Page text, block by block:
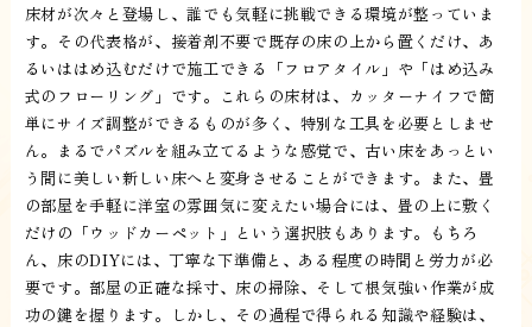
床材が次々と登場し、誰でも気軽に挑戦できる環境が整っていま
す。その代表格が、接着剤不要で既存の床の上から置くだけ、あ
るいははめ込むだけで施工できる「フロアタイル」や「はめ込み
式のフローリング」です。これらの床材は、カッターナイフで簡
単にサイズ調整ができるものが多く、特別な工具を必要としませ
ん。まるでパズルを組み立てるような感覚で、古い床をあっとい
う間に美しい新しい床へと変身させることができます。また、畳
の部屋を手軽に洋室の雰囲気に変えたい場合には、畳の上に敷く
だけの「ウッドカーペット」という選択肢もあります。もちろ
ん、床のDIYには、丁寧な下準備と、ある程度の時間と労力が必
要です。部屋の正確な採寸、床の掃除、そして根気強い作業が成
功の鍵を握ります。しかし、その過程で得られる知識や経験は、